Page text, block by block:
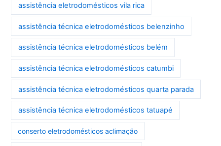
assistência eletrodomésticos vila rica
assistência técnica eletrodomésticos belenzinho
assistência técnica eletrodomésticos belém
assistência técnica eletrodomésticos catumbi
assistência técnica eletrodomésticos quarta parada
assistência técnica eletrodomésticos tatuapé
conserto eletrodomésticos aclimação